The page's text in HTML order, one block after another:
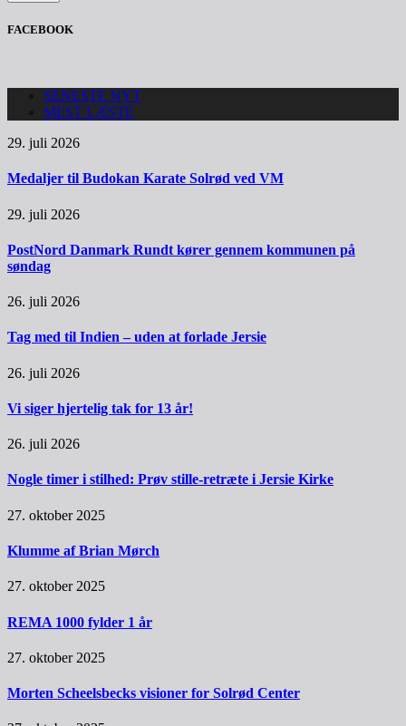
FACEBOOK
SENESTE NYT
MEST LÆSTE
29. juli 2026
Medaljer til Budokan Karate Solrød ved VM
29. juli 2026
PostNord Danmark Rundt kører gennem kommunen på
søndag
26. juli 2026
Tag med til Indien – uden at forlade Jersie
26. juli 2026
Vi siger hjertelig tak for 13 år!
26. juli 2026
Nogle timer i stilhed: Prøv stille-retræte i Jersie Kirke
27. oktober 2025
Klumme af Brian Mørch
27. oktober 2025
REMA 1000 fylder 1 år
27. oktober 2025
Morten Scheelsbecks visioner for Solrød Center